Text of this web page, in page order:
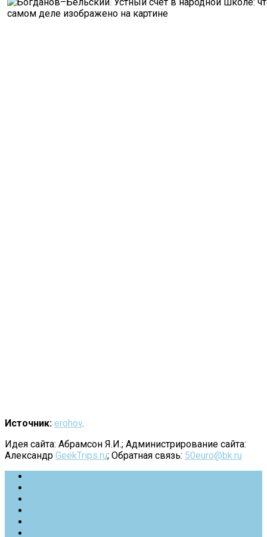
Источник: erohov.
Идея сайта: Абрамсон Я.И.; Администрирование сайта:
Александр GeekTrips.ru; Обратная связь: 50euro@bk.ru